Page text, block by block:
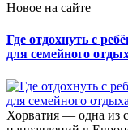
Новое на сайте
Где отдохнуть с
для семейного
Хорватия — одна из